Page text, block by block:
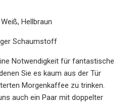
Hellbraun
Schaumstoff
Notwendigkeit für fantastische
Sie es kaum aus der Tür
Morgenkaffee zu trinken.
auch ein Paar mit doppelter